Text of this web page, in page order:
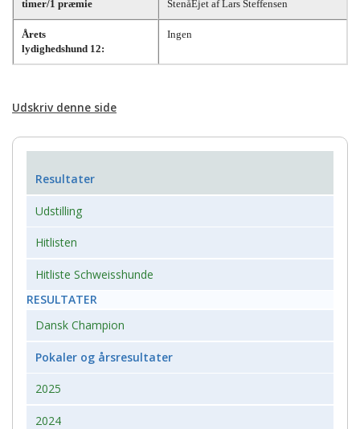
timer/1 præmie
StenåEjet af Lars Steffensen
Årets
lydighedshund 12:
Ingen
Udskriv denne side
Resultater
Udstilling
Hitlisten
Hitliste Schweisshunde
RESULTATER
Dansk Champion
Pokaler og årsresultater
2025
2024